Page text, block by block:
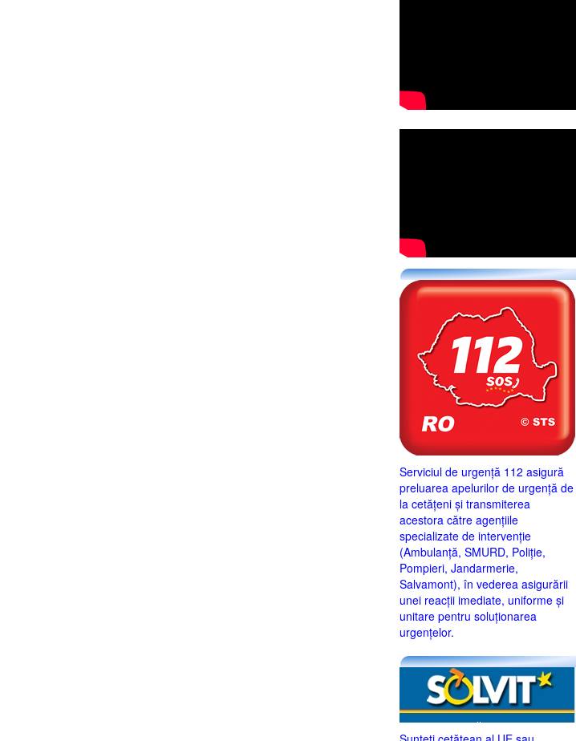
Serviciul de urgență 112 asigură
preluarea apelurilor de urgență de
la cetățeni și transmiterea
acestora către agențiile
specializate de intervenție
(Ambulanță, SMURD, Poliție,
Pompieri, Jandarmerie,
Salvamont), în vederea asigurării
unei reacții imediate, uniforme și
unitare pentru soluționarea
urgențelor.